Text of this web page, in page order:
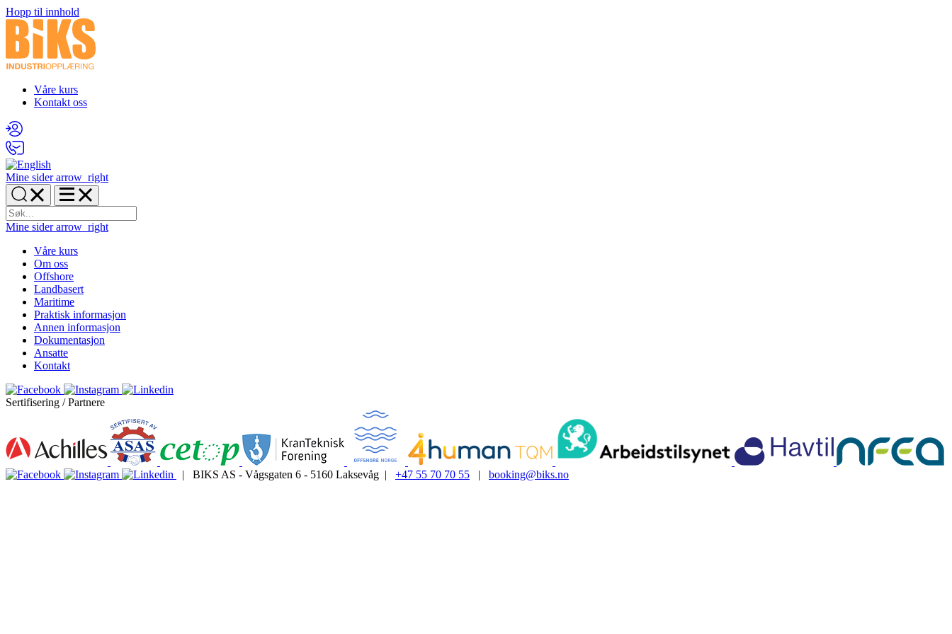
Hopp til innhold
Våre kurs
Kontakt oss
Mine sider arrow_right
Mine sider arrow_right
Våre kurs
Om oss
Offshore
Landbasert
Maritime
Praktisk informasjon
Annen informasjon
Dokumentasjon
Ansatte
Kontakt
Sertifisering / Partnere
| BIKS AS - Vågsgaten 6 - 5160 Laksevåg | +47 55 70 70 55 | booking@biks.no